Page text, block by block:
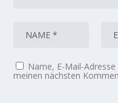
Name, E-Mail-
meinen nächsten